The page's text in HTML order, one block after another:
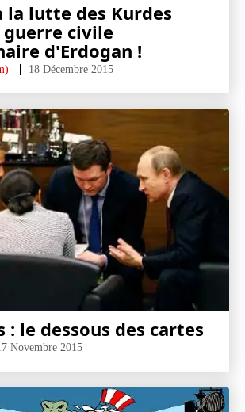
la lutte des Kurdes
civile
d'Erdogan !
18 Décembre 2015
le dessous des cartes
Novembre 2015